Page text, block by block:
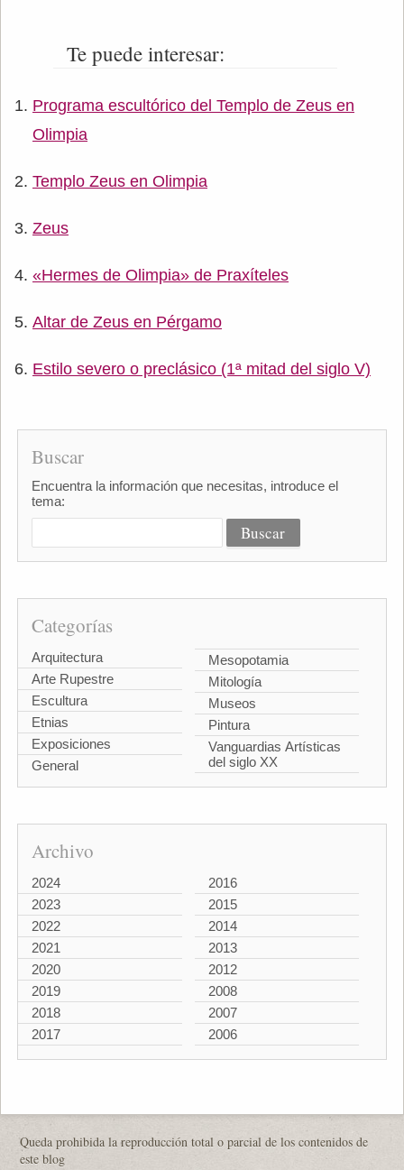
Te puede interesar:
Programa escultórico del Templo de Zeus en
Olimpia
Templo Zeus en Olimpia
Zeus
«Hermes de Olimpia» de Praxíteles
Altar de Zeus en Pérgamo
Estilo severo o preclásico (1ª mitad del siglo V)
Buscar
Encuentra la información que necesitas, introduce el
tema:
Categorías
Arquitectura
Arte Rupestre
Escultura
Etnias
Exposiciones
General
Mesopotamia
Mitología
Museos
Pintura
Vanguardias Artísticas
del siglo XX
Archivo
2024
2023
2022
2021
2020
2019
2018
2017
2016
2015
2014
2013
2012
2008
2007
2006
Queda prohibida la reproducción total o parcial de los contenidos de
este blog